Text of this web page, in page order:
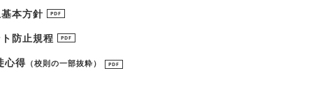
本方針 PDF
防止規程 PDF
心得 （校則の一部抜粋） PDF